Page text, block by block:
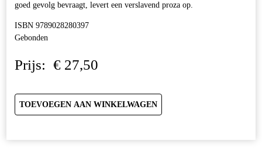
goed gevolg bevraagt, levert een verslavend proza op.
ISBN 9789028280397
Gebonden
Prijs: €27,50
TOEVOEGEN AAN WINKELWAGEN